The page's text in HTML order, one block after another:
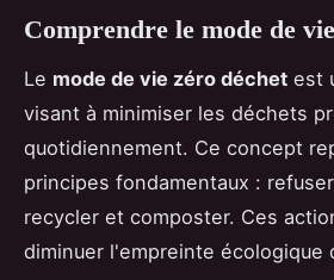
Comprendre le mode de
Le mode de vie zéro déchet est
visant à minimiser les déchets
quotidiennement. Ce concept
principes fondamentaux :
recycler et composter. Ces
diminuer l'empreinte écologique